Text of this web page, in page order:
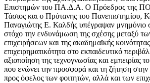
Επιστημών του ΠΑ.Δ.Α. Ο Πρόεδρος της
Τάσιος και ο Πρύτανης του Πανεπιστημίου,
Παναγιώτης Ε. Καλδής υπέγραψαν μνημόνιο
στόχο την ενδυνάμωση της σχέσης μεταξύ
επιχειρήσεων και της ακαδημαϊκής
επιχειρηματικότητα στο εκπαιδευτικό
αξιοποίηση της τεχνογνωσίας και εμπειρίας
που ενώνει την προσφορά και τη ζήτηση στην
προς όφελος των φοιτητών, αλλά και των